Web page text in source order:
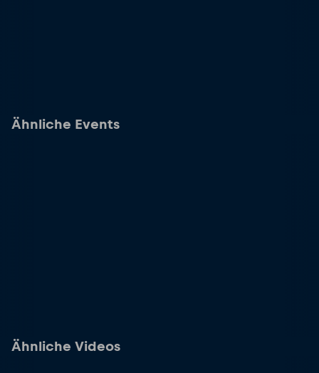
Ähnliche Events
Ähnliche Videos